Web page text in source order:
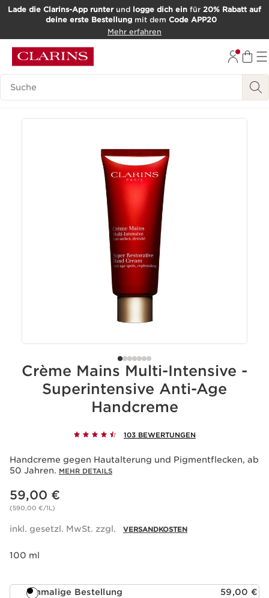
WEITER ZUM INHALT
Lade die Clarins-App runterund logge dich ein für 20% Rabatt auf
deine erste Bestellungmit dem Code APP20
Mehr erfahren
Such-Historie
Crème Mains Multi-Intensive -
Superintensive Anti-Age
Handcreme
103 BEWERTUNGEN
Handcreme gegen Hautalterung und Pigmentflecken, ab
50 Jahren. MEHR DETAILS
Aktueller Preis 59,00 €
59,00 €
(590,00 €/1L)
inkl. gesetzl. MwSt. zzgl. VERSANDKOSTEN
100 ml
Einmalige Bestellung 59,00 €